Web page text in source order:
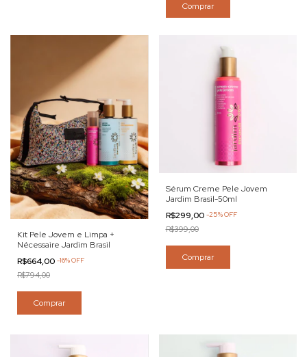
Comprar
Kit Pele Jovem e Limpa +
Nécessaire Jardim Brasil
R$664,00 -16%OFF
R$794,00
Sérum Creme Pele Jovem
Jardim Brasil-50ml
R$299,00 -25%OFF
R$399,00
Comprar